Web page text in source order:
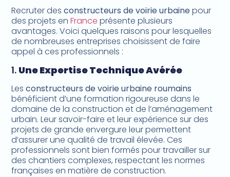
Recruter desconstructeurs de voirie urbainepour
des projets enFranceprésente plusieurs
avantages. Voici quelques raisons pour lesquelles
de nombreuses entreprises choisissent de faire
appel à ces professionnels :
1. Une Expertise Technique Avérée
Lesconstructeurs de voirie urbaine roumains
bénéficient d’une formation rigoureuse dans le
domaine de la construction et de l’aménagement
urbain. Leur savoir-faire et leur expérience sur des
projets de grande envergure leur permettent
d’assurer une qualité de travail élevée. Ces
professionnels sont bien formés pour travailler sur
des chantiers complexes, respectant les normes
françaises en matière de construction.